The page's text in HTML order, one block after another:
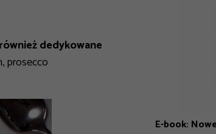
dedykowane
prosecco
E-book: